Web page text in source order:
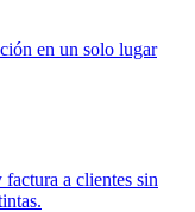
en un solo lugar
a clientes sin